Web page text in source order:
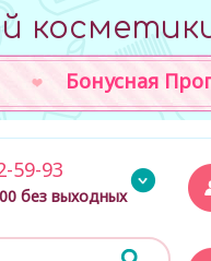
Бонусная
93
без выходных